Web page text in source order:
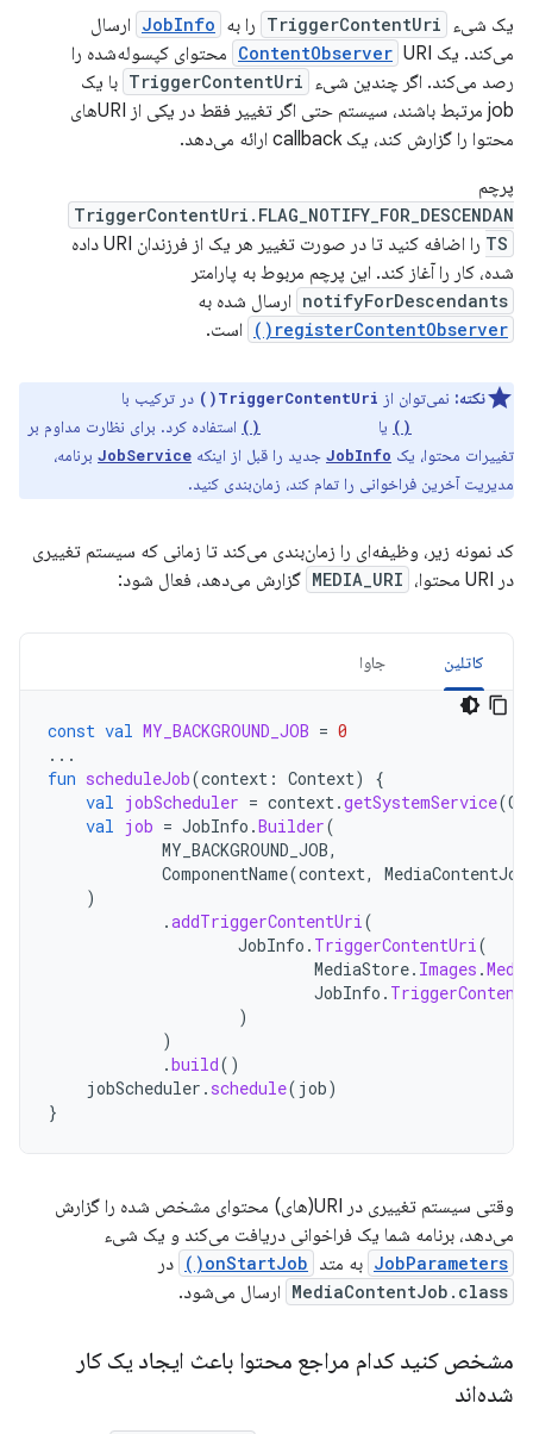
یک شیء TriggerContentUri را به JobInfo ارسال
می‌کند. یک
ContentObserver URI محتوای کپسوله‌شده را
رصد می‌کند. اگر چندین شیء TriggerContentUri با یک
job مرتبط باشند، سیستم حتی اگر تغییر فقط در یکی از URIهای
محتوا را گزارش کند، یک callback ارائه می‌دهد.
پرچم
TriggerContentUri.FLAG_NOTIFY_FOR_DESCENDAN
TS
را اضافه کنید تا در صورت تغییر هر یک از فرزندان URI داده
شده، کار را آغاز کند. این پرچم مربوط به پارامتر
notifyForDescendants ارسال شده به
registerContentObserver() است.
نکته: نمی‌توان از TriggerContentUri() در ترکیب با
یا
استفاده کرد. برای نظارت مداوم بر
تغییرات محتوا، یک JobInfo جدید را قبل از اینکه JobService برنامه،
مدیریت آخرین فراخوانی را تمام کند، زمان‌بندی کنید.
کد نمونه زیر، وظیفه‌ای را زمان‌بندی می‌کند تا زمانی که سیستم تغییری
در URI محتوا،
MEDIA_URI گزارش می‌دهد، فعال شود:
کاتلین جاوا
const val MY_BACKGROUND_JOB = 0
...
fun scheduleJob(context : Context)
{
val jobScheduler = context.getSystemService(
val job = JobInfo .Builder(
MY_BACKGROUND_JOB,
ComponentName(context, MediaContentJob
)
.addTriggerContentUri(
JobInfo . TriggerContentUri(
MediaStore. Images .Media
JobInfo .
)
)
.build()
jobScheduler . schedule( job)
}
وقتی سیستم تغییری در URI(های) محتوای مشخص شده را گزارش
می‌دهد، برنامه شما یک فراخوانی دریافت می‌کند و یک شیء
JobParameters به ​​متد onStartJob() در
MediaContentJob.class ارسال می‌شود.
مشخص کنید کدام مراجع محتوا باعث ایجاد یک کار
شده‌اند